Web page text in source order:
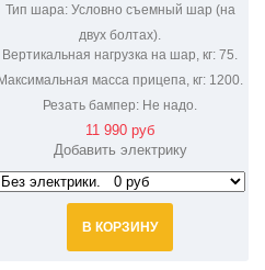
Тип шара:Условно съемный шар (на
двух болтах).
Вертикальная нагрузка на шар, кг: 75.
масса прицепа, кг: 1200.
Резать бампер: Не надо.
11 990 руб
Добавить электрику
В КОРЗИНУ